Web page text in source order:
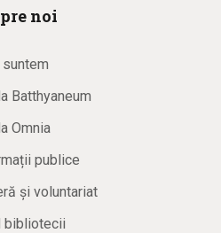
noi
suntem
Batthyaneum
Omnia
publice
și voluntariat
bibliotecii